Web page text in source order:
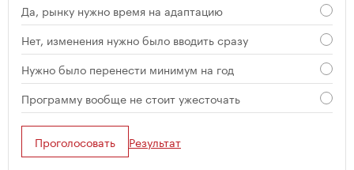
Да, рынку нужно время на адаптацию
Нет, изменения нужно было вводить сразу
Нужно было перенести минимум на год
Программу вообще не стоит ужесточать
Проголосовать Результат